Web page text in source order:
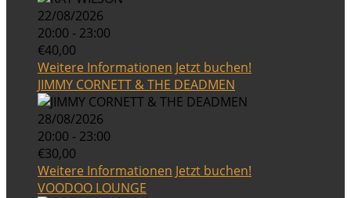
22/08/2026
20:00 - 23:00
€40,00
Weitere Informationen Jetzt buchen!
JIMMY CORNETT & THE DEADMEN
28/08/2026
20:00 - 23:00
€30,00
Weitere Informationen Jetzt buchen!
VOODOO LOUNGE